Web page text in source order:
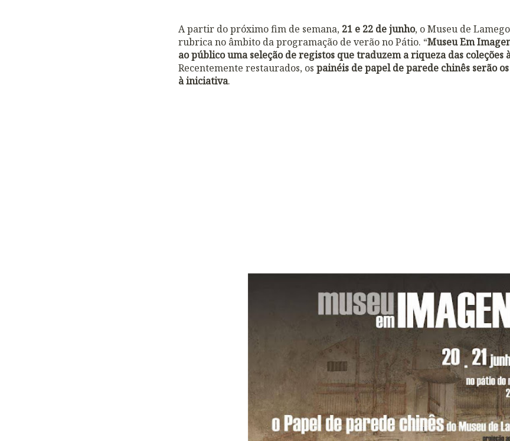
A partir do próximo fim de semana, 21 e 22 de junho, o Museu de
rubrica no âmbito da programação de verão no Pátio. “Museu Em
ao público uma seleção de registos que traduzem a riqueza das coleções
Recentemente restaurados, os painéis de papel de parede chinês serão
à iniciativa.